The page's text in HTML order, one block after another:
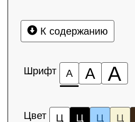
К содержанию
Шрифт А А А
Цвет Ц Ц Ц Ц